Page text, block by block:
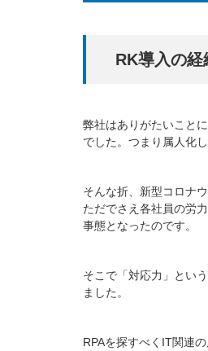
RK導入の経
弊社はありがたいこと
でした。つまり属人化
そんな折、新型コロナ
ただでさえ各社員の労
事態となったのです。
そこで「対応力」とい
ました。
RPAを探すべくIT関連